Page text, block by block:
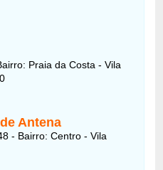
Praia da Costa - Vila
Antena
- Bairro: Centro - Vila